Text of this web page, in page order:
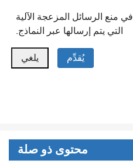
تساعد خدمة reCAPTCHA في منع الرسائل المزعجة الآلية
التي يتم إرسالها عبر النماذج.
محتوى ذو صلة